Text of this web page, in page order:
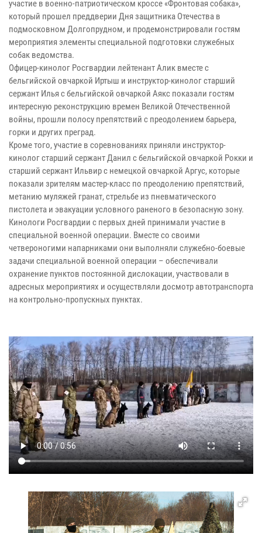
участие в военно-патриотическом кроссе «Фронтовая собака»,
который прошел преддверии Дня защитника Отечества в
подмосковном Долгопрудном, и продемонстрировали гостям
мероприятия элементы специальной подготовки служебных
собак ведомства.
Офицер-кинолог Росгвардии лейтенант Алик вместе с
бельгийской овчаркой Иртыш и инструктор-кинолог старший
сержант Илья с бельгийской овчаркой Аякс показали гостям
интересную реконструкцию времен Великой Отечественной
войны, прошли полосу препятствий с преодолением барьера,
горки и других преград.
Кроме того, участие в соревнованиях приняли инструктор-
кинолог старший сержант Данил с бельгийской овчаркой Рокки и
старший сержант Ильвир с немецкой овчаркой Аргус, которые
показали зрителям мастер-класс по преодолению препятствий,
метанию муляжей гранат, стрельбе из пневматического
пистолета и эвакуации условного раненого в безопасную зону.
Кинологи Росгвардии с первых дней принимали участие в
специальной военной операции. Вместе со своими
четвероногими напарниками они выполняли служебно-боевые
задачи специальной военной операции – обеспечивали
охранение пунктов постоянной дислокации, участвовали в
адресных мероприятиях и осуществляли досмотр автотранспорта
на контрольно-пропускных пунктах.